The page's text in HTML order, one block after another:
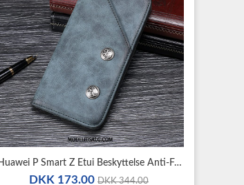
Huawei P Smart Z Etui Beskyttelse Anti-Fald Lædertaske Blå Cover
DKK 173.00 DKK 344.00